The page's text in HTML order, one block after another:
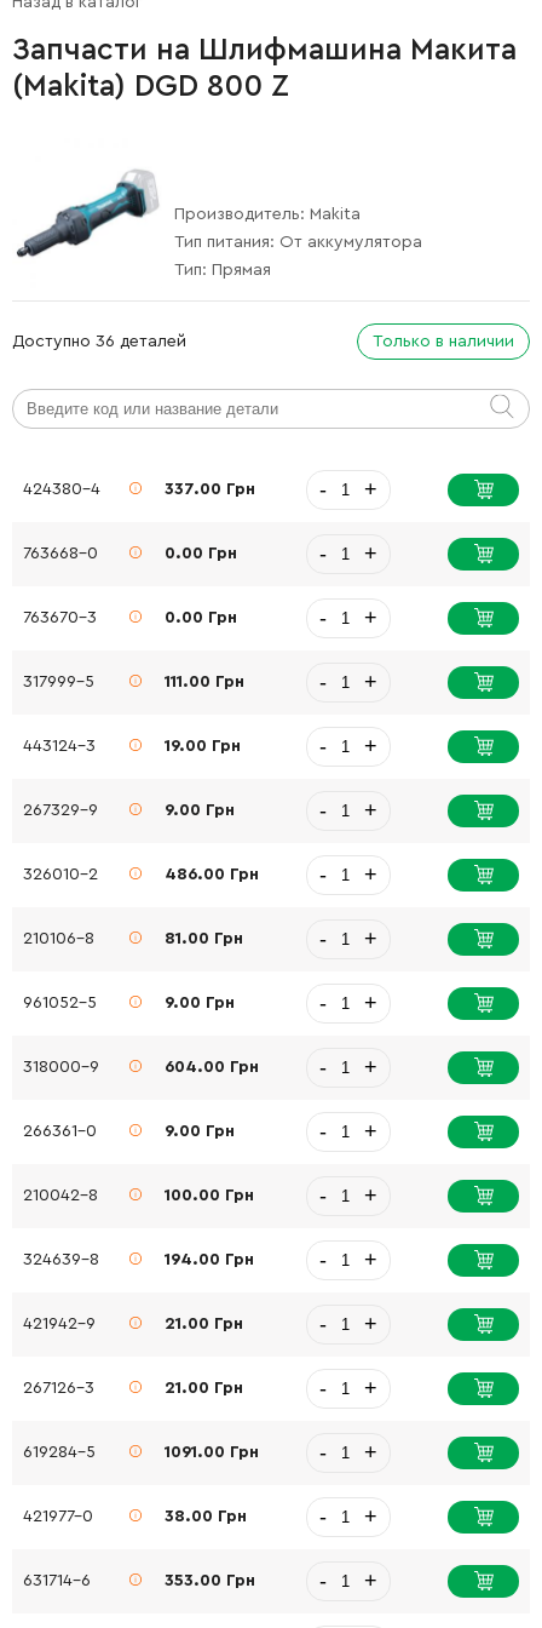
Запчасти на Шлифмашина Макита
(Makita) DGD 800 Z
Производитель: Makita
Тип питания: От аккумулятора
Тип: Прямая
Доступно 36 деталей Только в наличии
424380-4 337.00 Грн - +
763668-0 0.00 Грн - +
763670-3 0.00 Грн - +
317999-5 111.00 Грн - +
443124-3 19.00 Грн - +
267329-9 9.00 Грн - +
326010-2 486.00 Грн - +
210106-8 81.00 Грн - +
961052-5 9.00 Грн - +
318000-9 604.00 Грн - +
266361-0 9.00 Грн - +
210042-8 100.00 Грн - +
324639-8 194.00 Грн - +
421942-9 21.00 Грн - +
267126-3 21.00 Грн - +
619284-5 1091.00 Грн - +
421977-0 38.00 Грн - +
631714-6 353.00 Грн - +